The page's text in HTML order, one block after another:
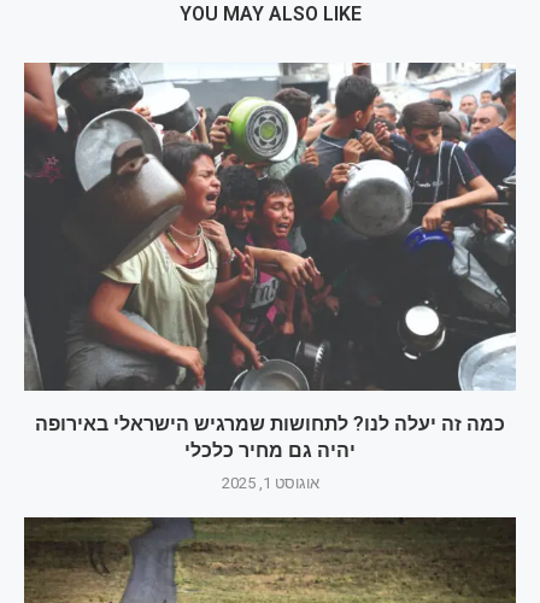
YOU MAY ALSO LIKE
כמה זה יעלה לנו? לתחושות שמרגיש הישראלי באירופה
יהיה גם מחיר כלכלי
אוגוסט 1, 2025